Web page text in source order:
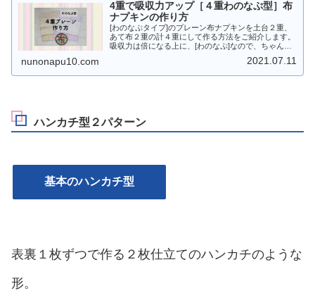
4重で吸収力アップ［４重わのなぷ型］布
ナプキンの作り方
[わのなぷタイプ]のプレーン布ナプキンを土台２重、
あて布２重の計４重にして作る方法をご紹介します。
吸収力は倍になる上に、[わのなぷ]なので、ちゃんと
を使うので、手縫いでブランケットステッチよりも、
nunonapu10.com 2021.07.11
ハンカチ型２パターン
基本のハンカチ型
表裏１枚ずつで作る２枚仕立てのハンカチのような
形。